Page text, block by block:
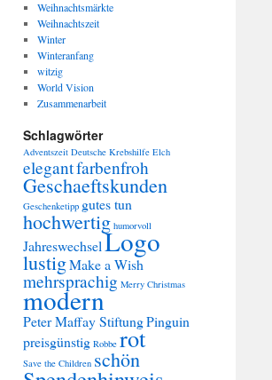
Weihnachtsmärkte
Weihnachtszeit
Winter
Winteranfang
witzig
World Vision
Zusammenarbeit
Schlagwörter
Adventszeit Deutsche Krebshilfe Elch
elegantfarbenfroh
Geschaeftskunden
Geschenketipp gutes tun
hochwertig humorvoll
JahreswechselLogo
lustigMake a Wish
mehrsprachig Merry Christmas
modern
Peter Maffay StiftungPinguin
preisgünstig Robbe rot
Save the Children schön